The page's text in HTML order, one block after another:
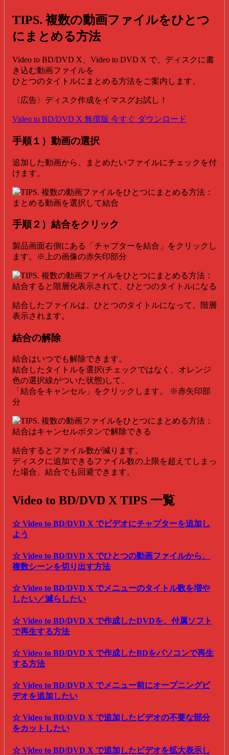
TIPS. 複数の動画ファイルをひとつ
にまとめる方法
Video to BD/DVD X、Video to DVD X で、ディスクに書
き込む動画ファイルを
ひとつのタイトルにまとめる方法をご案内します。
〈広告〉ディスク作成をイマスグお試し！
Video to BD/DVD X 無償版 今すぐ ダウンロード
手順１）動画の選択
追加した動画から、まとめたいファイルにチェックを付
けます。
手順２）結合をクリック
製品画面右側にある「チャプターを結合」をクリックし
ます。※上の画像の赤矢印部分
結合したファイルは、ひとつのタイトルになって、階層
表示されます。
結合の解除
結合はいつでも解除できます。
結合したタイトルを選択(チェックではなく、オレンジ
色の選択線がついた状態)して、
「結合をキャンセル」をクリックします。 ※赤矢印部
分
結合するとファイル数が減ります。
ディスクに追加できるファイル数の上限を超えてしまっ
た場合、結合でも回避できます。
Video to BD/DVD X TIPS 一覧
☆ Video to BD/DVD X でビデオにチャプターを追加し
よう
☆ Video to BD/DVD X でひとつの動画ファイルから、
複数シーンを切り出す方法
☆ Video to BD/DVD X でメニューのタイトル数を増や
したい／減らしたい
☆ Video to BD/DVD X で作成したDVDを、付属ソフト
で再生する方法
☆ Video to BD/DVD X で作成したBDをパソコンで再生
する方法
☆ Video to BD/DVD X でメニュー前にオープニングビ
デオを追加したい
☆ Video to BD/DVD X で追加したビデオの不要な部分
をカットしたい
☆ Video to BD/DVD X で追加したビデオを拡大表示し